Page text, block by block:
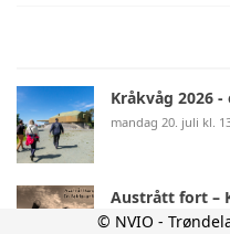
Kråkvåg 2026
mandag 20. juli kl.
Austrått fort –
mandag 20. juli kl.
© NVIO -